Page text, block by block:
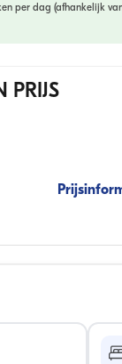
per dag (afhankelijk
PRIJS